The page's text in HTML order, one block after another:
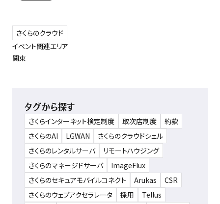
さくらのクラウド
イベント関連エリア
関東
タグから探す
さくらインターネット検定制度 取次店制度
約款
さくらのAI
LGWAN
さくらのクラウドシェル
さくらのレンタルサーバ
リモートハウジング
さくらのマネージドサーバ
ImageFlux
さくらのセキュアモバイルコネクト
Arukas
CSR
さくらのウェブアクセラレータ
採用
Tellus